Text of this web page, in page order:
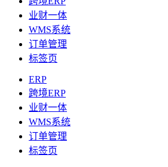
业财一体
WMS系统
订单管理
标签页
ERP
跨境ERP
业财一体
WMS系统
订单管理
标签页